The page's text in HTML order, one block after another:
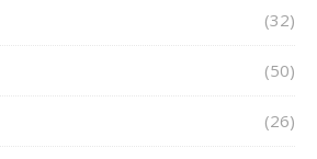
(32)
(50)
(26)